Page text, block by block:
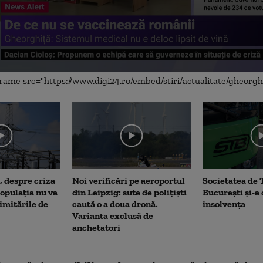
despre criza
nu va
de
Noi verificări pe aeroportul
din Leipzig: sute de polițiști
caută o a doua dronă.
Varianta exclusă de
anchetatori
Societatea de
București și-a
insolvența